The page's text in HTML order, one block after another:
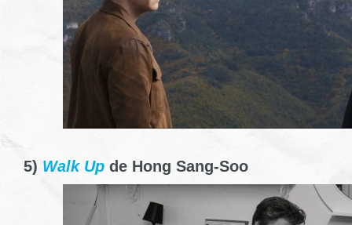
5) Walk Up de Hong Sang-Soo